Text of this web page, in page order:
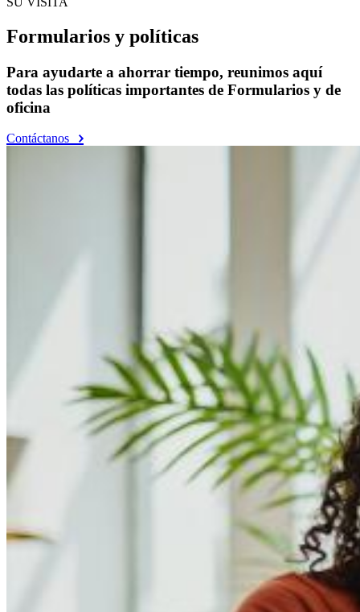
Formularios y políticas
Para ayudarte a ahorrar tiempo, reunimos aquí
todas las políticas importantes de Formularios y de
oficina
Contáctanos